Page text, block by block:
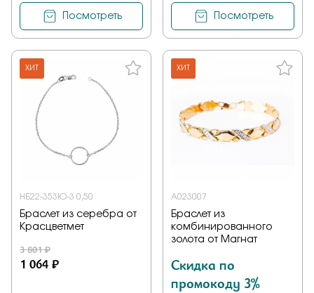
Посмотреть Посмотреть
ХИТ
НБ22-353Ю-3 0,50
Браслет из серебра от
Красцветмет
3 801 ₽
1 064 ₽
ХИТ
А023007
Браслет из
комбинированного
золота от Магнат
Скидка по
промокоду 3%